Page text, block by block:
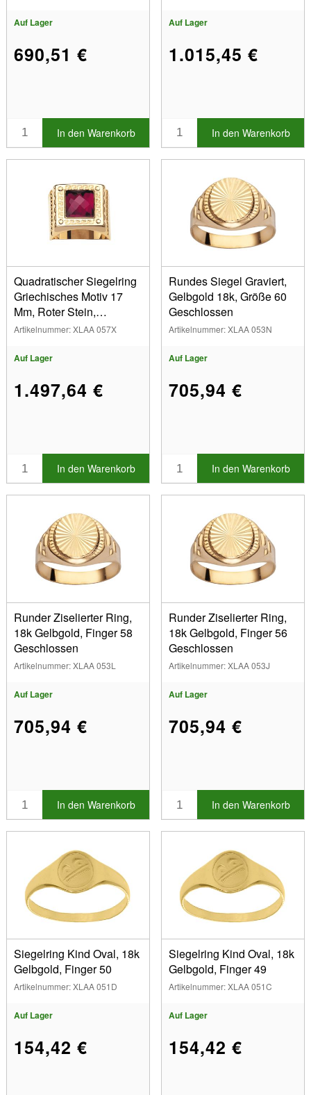
Auf Lager
690,51 €
In den Warenkorb
Auf Lager
1.015,45 €
In den Warenkorb
Quadratischer Siegelring
Griechisches Motiv 17
Mm, Roter Stein,
Gelbgold 18k, Größe 70
Artikelnummer: XLAA 057X
Auf Lager
1.497,64 €
In den Warenkorb
Rundes Siegel Graviert,
Gelbgold 18k, Größe 60
Geschlossen
Artikelnummer: XLAA 053N
Auf Lager
705,94 €
In den Warenkorb
Runder Ziselierter Ring,
18k Gelbgold, Finger 58
Geschlossen
Artikelnummer: XLAA 053L
Auf Lager
705,94 €
In den Warenkorb
Runder Ziselierter Ring,
18k Gelbgold, Finger 56
Geschlossen
Artikelnummer: XLAA 053J
Auf Lager
705,94 €
In den Warenkorb
Siegelring Kind Oval, 18k
Gelbgold, Finger 50
Artikelnummer: XLAA 051D
Auf Lager
154,42 €
Siegelring Kind Oval, 18k
Gelbgold, Finger 49
Artikelnummer: XLAA 051C
Auf Lager
154,42 €